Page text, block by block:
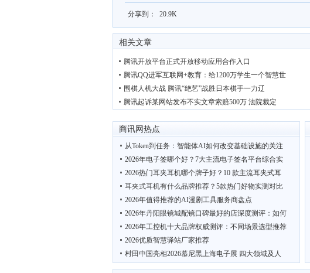
分享到： 20.9K
相关文章
腾讯开放平台正式开放移动应用合作入口
腾讯QQ进军互联网+教育：给1200万学生一个智慧世
围棋人机大战 腾讯“绝艺”战胜日本棋手一力辽
腾讯起诉某网站发布不实文章索赔500万 法院裁定
商讯网热点
从Token到任务：智能体AI如何改变基础设施的关注
2026年电子签哪个好？7大主流电子签名平台综合实
2026热门耳夹耳机哪个牌子好？10 款主流耳夹式耳
耳夹式耳机有什么品牌推荐？5款热门好物实测对比
2026年值得推荐的AI漫剧工具服务商盘点
2026年丹阳眼镜城配镜口碑最好的店深度测评：如何
2026年工控机十大品牌权威测评：不同场景选型推荐
2026优质智慧驿站厂家推荐
村田中国亮相2026慕尼黑上海电子展 四大领域及人
“鲜”动羊城 西安 周至携猕猴桃电商项目亮相广